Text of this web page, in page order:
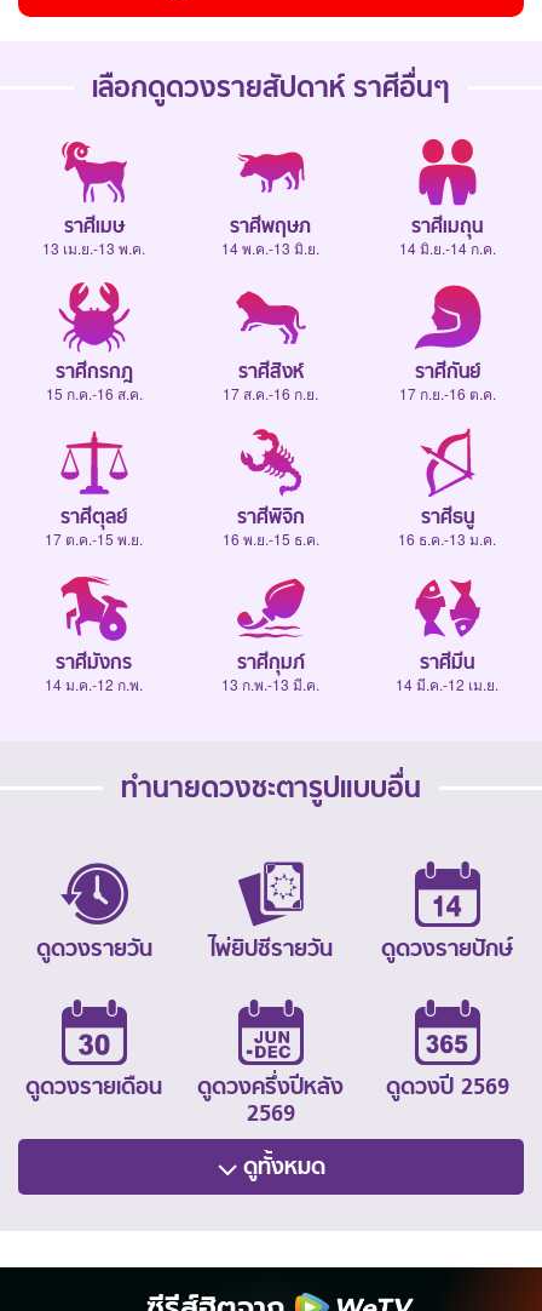
เลือกดูดวงรายสัปดาห์ ราศีอื่นๆ
ราศีเมษ
13 เม.ย.-13 พ.ค.
ราศีพฤษภ
14 พ.ค.-13 มิ.ย.
ราศีเมถุน
14 มิ.ย.-14 ก.ค.
ราศีกรกฎ
15 ก.ค.-16 ส.ค.
ราศีสิงห์
17 ส.ค.-16 ก.ย.
ราศีกันย์
17 ก.ย.-16 ต.ค.
ราศีตุลย์
17 ต.ค.-15 พ.ย.
ราศีพิจิก
16 พ.ย.-15 ธ.ค.
ราศีธนู
16 ธ.ค.-13 ม.ค.
ราศีมังกร
14 ม.ค.-12 ก.พ.
ราศีกุมภ์
13 ก.พ.-13 มี.ค.
ราศีมีน
14 มี.ค.-12 เม.ย.
ทำนายดวงชะตารูปแบบอื่น
ดูดวงรายวัน ไพ่ยิปซีรายวัน ดูดวงรายปักษ์
ดูดวงรายเดือน
ดูดวงครึ่งปีหลัง
2569
ดูดวงปี 2569
ดูทั้งหมด